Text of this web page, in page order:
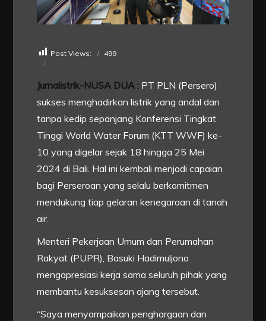
Post Views: 499
Jurnalistrik-NUSA DUA : PT PLN (Persero)
sukses menghadirkan listrik yang andal dan
tanpa kedip sepanjang Konferensi Tingkat
Tinggi World Water Forum (KTT WWF) ke-
10 yang digelar sejak 18 hingga 25 Mei
2024 di Bali. Hal ini kembali menjadi capaian
bagi Perseroan yang selalu berkomitmen
mendukung tiap gelaran kenegaraan di tanah
air.
Menteri Pekerjaan Umum dan Perumahan
Rakyat (PUPR), Basuki Hadimuljono
mengapresiasi kerja sama seluruh pihak yang
membantu kesuksesan ajang tersebut.
“Saya menyampaikan penghargaan dan